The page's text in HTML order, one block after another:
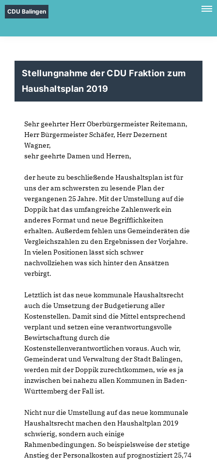
CDU Balingen
Stellungnahme der CDU Fraktion zum
Haushaltsplan 2019
Sehr geehrter Herr Oberbürgermeister Reitemann,
Herr Bürgermeister Schäfer, Herr Dezernent
Wagner,
sehr geehrte Damen und Herren,
der heute zu beschließende Haushaltsplan ist für
uns der am schwersten zu lesende Plan der
vergangenen 25 Jahre. Mit der Umstellung auf die
Doppik hat das umfangreiche Zahlenwerk ein
anderes Format und neue Begrifflichkeiten
erhalten. Außerdem fehlen uns Gemeinderäten die
Vergleichszahlen zu den Ergebnissen der Vorjahre.
In vielen Positionen lässt sich schwer
nachvollziehen was sich hinter den Ansätzen
verbirgt.
Letztlich ist das neue kommunale Haushaltsrecht
auch die Umsetzung der Budgetierung aller
Kostenstellen. Damit sind die Mittel entsprechend
verplant und setzen eine verantwortungsvolle
Bewirtschaftung durch die
Kostenstellenverantwortlichen voraus. Auch wir,
Gemeinderat und Verwaltung der Stadt Balingen,
werden mit der Doppik zurechtkommen, wie es ja
inzwischen bei nahezu allen Kommunen in Baden-
Württemberg der Fall ist.
Nicht nur die Umstellung auf das neue kommunale
Haushaltsrecht machen den Haushaltplan 2019
schwierig, sondern auch einige
Rahmenbedingungen. So beispielsweise der stetige
Anstieg der Personalkosten auf prognostiziert 25,74